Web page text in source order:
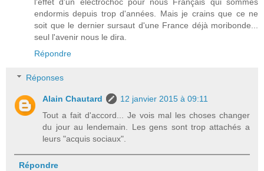
endormis depuis trop d'années. Mais je crains que ce ne
soit que le dernier sursaut d'une France déjà moribonde...
seul l'avenir nous le dira.
Répondre
Réponses
Alain Chautard
12 janvier 2015 à 09:11
Tout a fait d'accord... Je vois mal les choses changer
du jour au lendemain. Les gens sont trop attachés a
leurs "acquis sociaux".
Répondre